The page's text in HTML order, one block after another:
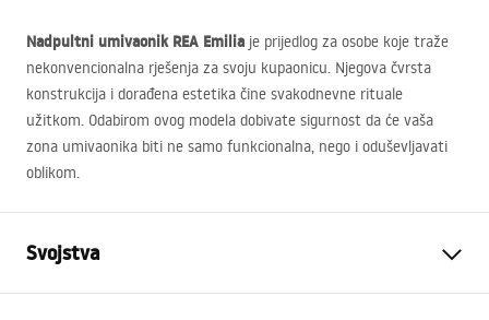
Nadpultni umivaonik REA Emilia je prijedlog za osobe koje traže
nekonvencionalna rješenja za svoju kupaonicu. Njegova čvrsta
konstrukcija i dorađena estetika čine svakodnevne rituale
užitkom. Odabirom ovog modela dobivate sigurnost da će vaša
zona umivaonika biti ne samo funkcionalna, nego i oduševljavati
oblikom.
Svojstva